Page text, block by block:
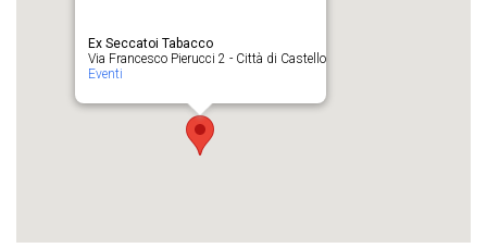
Ex Seccatoi Tabacco
Via Francesco Pierucci 2 - Città di Castello
Eventi